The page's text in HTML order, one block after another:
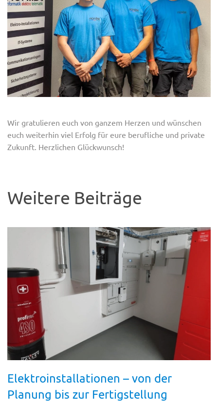
Wir gratulieren euch von ganzem Herzen und wünschen
euch weiterhin viel Erfolg für eure berufliche und private
Zukunft. Herzlichen Glückwunsch!
Weitere Beiträge
Elektroinstallationen – von der
Planung bis zur Fertigstellung